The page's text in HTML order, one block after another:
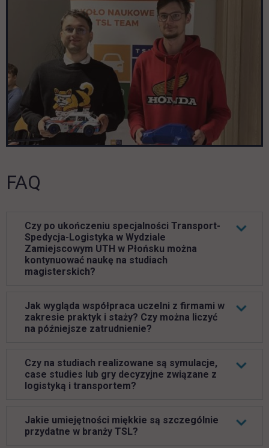
FAQ
Czy po ukończeniu specjalności Transport-
Spedycja-Logistyka w Wydziale
Zamiejscowym UTH w Płońsku można
kontynuować naukę na studiach
magisterskich?
Jak wygląda współpraca uczelni z firmami w
zakresie praktyk i staży? Czy można liczyć
na późniejsze zatrudnienie?
Czy na studiach realizowane są symulacje,
case studies lub gry decyzyjne związane z
logistyką i transportem?
Jakie umiejętności miękkie są szczególnie
przydatne w branży TSL?